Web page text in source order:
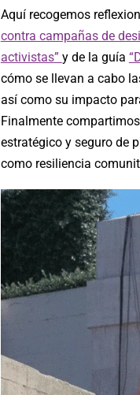
Aquí recogemos
contra campañas de
activistas” y de la guía
cómo se llevan a cabo
así como su impacto
Finalmente
estratégico y seguro de
como resiliencia